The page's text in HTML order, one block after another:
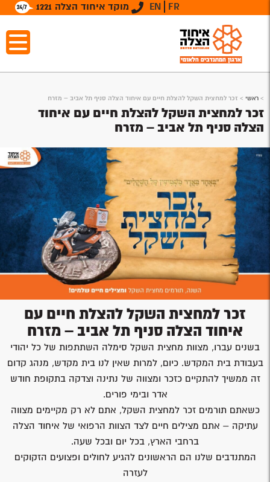
מוקד איחוד הצלה 1221 EN FR
> ראשי > זכר למחצית השקל להצלת חיים עם איחוד הצלה סניף תל אביב – מזרח
זכר למחצית השקל להצלת חיים עם איחוד
הצלה סניף תל אביב – מזרח
זכר למחצית השקל להצלת חיים עם
איחוד הצלה סניף תל אביב – מזרח
בשנים עברו, מצוות מחצית השקל סימלה השתתפות של כל יהודי
בעבודת בית המקדש. כיום, למרות שאין לנו בית מקדש, מנהג קדום
זה ממשיך להתקיים כזכר ומצווה של נתינה וצדקה בתקופת חודש
אדר ובימי פורים.
כשאתם תורמים זכר למחצית השקל, אתם לא רק מקיימים מצווה
עתיקה – אתם מצילים חיים לצד הצוות הרפואי של איחוד הצלה
ברחבי הארץ, בכל יום ובכל שעה.
המתנדבים שלנו הם הראשונים להגיע לחולים ופצועים הזקוקים
לעזרה